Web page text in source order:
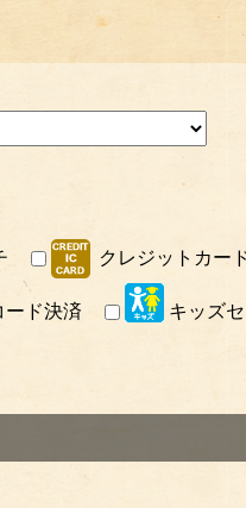
クレジットカー
ード決済
キッズ